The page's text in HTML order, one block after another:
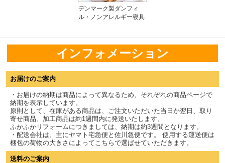
デンマーク製ダンフィ
ル・ノンアレルギー寝具
インフォメーション
お届けのご案内
・お届けの納期は商品によって異なるため、それぞれの商品ページで
納期を表示しています。
原則として、在庫がある商品は、ご注文いただいた当日か翌日、取り
寄せ商品、加工商品は約1週間内に発送いたします。
ふかふかリフォームにつきましては、納期は約3週間となります。
・配送会社は、主にヤマト宅急便と佐川急便です。 使用する運送便は
梱包の荷物の大きさによってこちらで選ばせていただきます。
送料のご案内